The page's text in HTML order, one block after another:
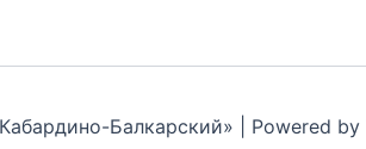
Балкарский» | Powered by